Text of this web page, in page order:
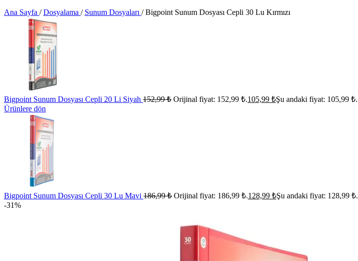
Ana Sayfa / Dosyalama / Sunum Dosyaları / Bigpoint Sunum Dosyası Cepli 30 Lu Kırmızı
Bigpoint Sunum Dosyası Cepli 20 Li Siyah 152,99₺ Orijinal fiyat: 152,99 ₺.105,99 ₺Şu andaki fiyat: 105,99 ₺.
Ürünlere dön
Bigpoint Sunum Dosyası Cepli 30 Lu Mavi 186,99₺ Orijinal fiyat: 186,99 ₺.128,99 ₺Şu andaki fiyat: 128,99 ₺.
-31%